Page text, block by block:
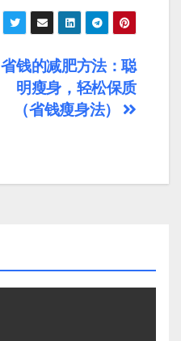
省钱的减肥方法：聪
明瘦身，轻松保质
（省钱瘦身法）